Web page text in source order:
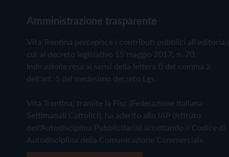
Amministrazione trasparente
Vita Trentina percepisce i contributi pubblici all'editoria
cui al decreto legislativo 15 maggio 2017, n. 70.
Indicazione resa ai sensi della lettera f) del comma 2
dell'art. 5 del medesimo decreto Lgs.
Vita Trentina, tramite la Fisc (Federazione Italiana
Settimanali Cattolici), ha aderito allo IAP (Istituto
dell'Autodisciplina Pubblicitaria) accettando il Codice di
Autodisciplina della Comunicazione Commerciale